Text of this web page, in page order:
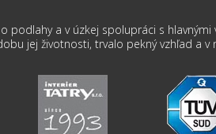
podlahy a v úzkej spolupráci s
jej životnosti, trvalo pekný vzhľad a